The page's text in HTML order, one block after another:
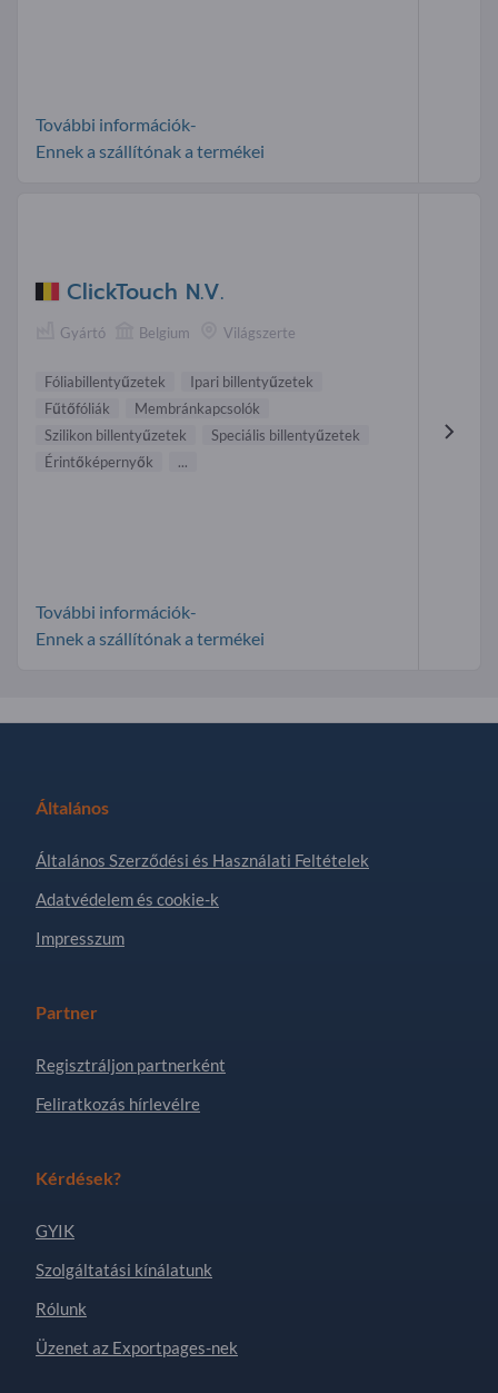
További információk-
Ennek a szállítónak a termékei
ClickTouch N.V.
Gyártó Belgium Világszerte
Fóliabillentyűzetek
Ipari billentyűzetek
Fűtőfóliák
Membrán kapcsolók
Szilikon billentyűzetek
Speciális billentyűzetek
Érintőképernyők
...
További információk-
Ennek a szállítónak a termékei
Általános
Általános Szerződési és Használati Feltételek
Adatvédelem és cookie-k
Impresszum
Partner
Regisztráljon partnerként
Feliratkozás hírlevélre
Kérdések?
GYIK
Szolgáltatási kínálatunk
Rólunk
Üzenet az Exportpages-nek